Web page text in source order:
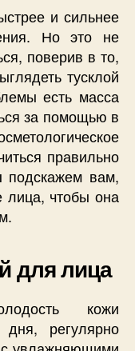
и сильнее
Но это не
поверив в то,
тусклой
есть масса
за помощью в
правильно
подскажем вам,
лица, чтобы она
для лица
кожи
регулярно